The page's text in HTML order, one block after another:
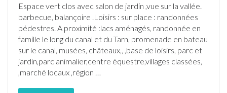
Espace vert clos avec salon de jardin ,vue sur la vallée.
barbecue, balançoire .Loisirs : sur place : randonnées
pédestres. A proximité :lacs aménagés, randonnée en
famille le long du canal et du Tarn, promenade en bateau
sur le canal, musées, châteaux,, ,base de loisirs, parc et
jardin,parc animalier,centre équestre,villages classées,
,marché locaux ,région …